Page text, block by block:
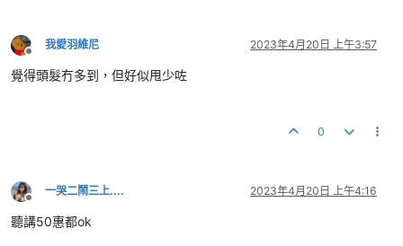
離線
我愛羽維尼 2023年4月20日 上午3:57
覺得頭髮冇多到，但好似甩少咗
0
離線
一哭二鬧三上.... 2023年4月20日 上午4:16
聽講50惠都ok